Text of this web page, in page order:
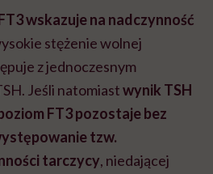
wskazuje na nadczynność
stężenie wolnej
z jednoczesnym
Jeśli natomiastwynik TSH
FT3 pozostaje bez
tzw.
tarczycy, niedającej